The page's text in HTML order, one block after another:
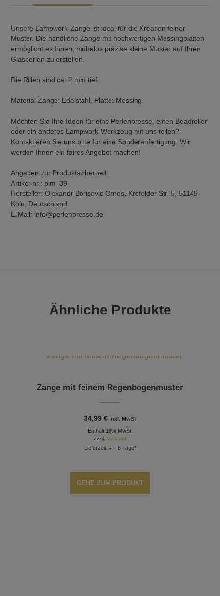
Unsere Lampwork-Zange ist ideal für die Kreation feiner
Muster. Die handliche Zange mit hochwertigen Messingplatten
ermöglicht es Ihnen, mühelos präzise kleine Muster auf Ihren
Glasperlen zu erstellen.
Die Rillen sind ca. 2 mm tief.
Material Zange: Edelstahl, Platte: Messing.
Möchten Sie Ihre Ideen für eine Perlenpresse, einen Beadroller
oder ein anderes Lampwork-Werkzeug mit uns teilen?
Kontaktieren Sie uns bitte für eine Sonderanfertigung. Wir
werden Ihnen ein faires Angebot machen!
Angaben zur Produktsicherheit:
Artikel-nr.: plm_39
Hersteller: Olexandr Borisovic Ornes, Krefelder Str. 5, 51145
Köln, Deutschland
E-Mail: info@perlenpresse.de
Ähnliche Produkte
Zange mit feinem Regenbogenmuster
34,99€ inkl. MwSt
Enthält 19% MwSt.
zzgl.Versand
Lieferzeit: 4 – 6 Tage*
GEHE ZUM PRODUKT